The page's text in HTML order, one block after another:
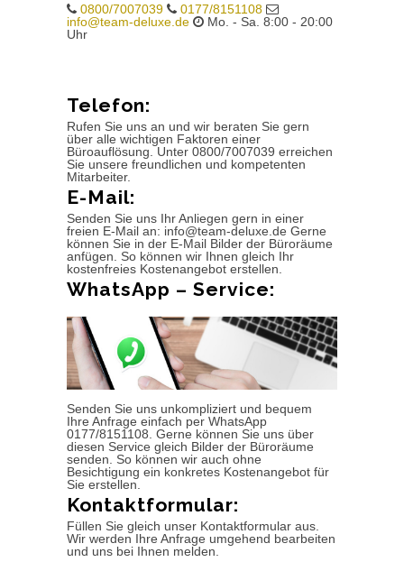
0800/7007039
0177/8151108
info@team-deluxe.de
Mo. - Sa. 8:00 - 20:00
Uhr
Telefon:
Rufen Sie uns an und wir beraten Sie gern
über alle wichtigen Faktoren einer
Büroauflösung. Unter 0800/7007039 erreichen
Sie unsere freundlichen und kompetenten
Mitarbeiter.
E-Mail:
Senden Sie uns Ihr Anliegen gern in einer
freien E-Mail an: info@team-deluxe.de Gerne
können Sie in der E-Mail Bilder der Büroräume
anfügen. So können wir Ihnen gleich Ihr
kostenfreies Kostenangebot erstellen.
WhatsApp – Service:
Senden Sie uns unkompliziert und bequem
Ihre Anfrage einfach per WhatsApp
0177/8151108. Gerne können Sie uns über
diesen Service gleich Bilder der Büroräume
senden. So können wir auch ohne
Besichtigung ein konkretes Kostenangebot für
Sie erstellen.
Kontaktformular:
Füllen Sie gleich unser Kontaktformular aus.
Wir werden Ihre Anfrage umgehend bearbeiten
und uns bei Ihnen melden.